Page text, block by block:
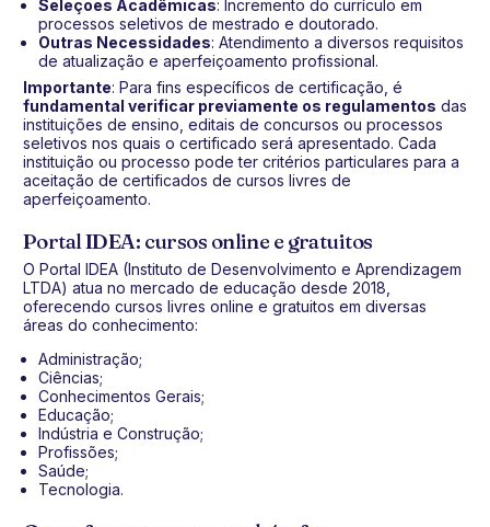
Seleções Acadêmicas: Incremento do currículo em
processos seletivos de mestrado e doutorado.
Outras Necessidades: Atendimento a diversos requisitos
de atualização e aperfeiçoamento profissional.
Importante: Para fins específicos de certificação, é
fundamental verificar previamente os regulamentos das
instituições de ensino, editais de concursos ou processos
seletivos nos quais o certificado será apresentado. Cada
instituição ou processo pode ter critérios particulares para a
aceitação de certificados de cursos livres de
aperfeiçoamento.
Portal IDEA: cursos online e gratuitos
O Portal IDEA (Instituto de Desenvolvimento e Aprendizagem
LTDA) atua no mercado de educação desde 2018,
oferecendo cursos livres online e gratuitos em diversas
áreas do conhecimento:
Administração;
Ciências;
Conhecimentos Gerais;
Educação;
Indústria e Construção;
Profissões;
Saúde;
Tecnologia.